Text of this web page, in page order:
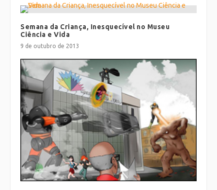
Semana da Criança, Inesquecível no Museu
Ciência e Vida
9 de outubro de 2013